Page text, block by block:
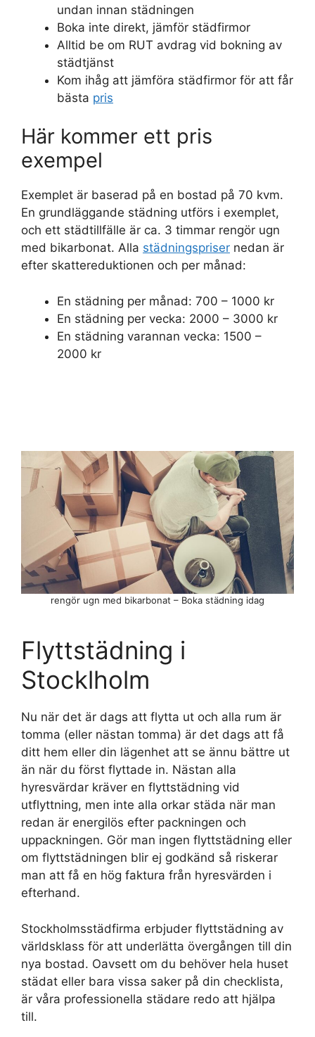
undan innan städningen
Boka inte direkt, jämför städfirmor
Alltid be om RUT avdrag vid bokning av
städtjänst
Kom ihåg att jämföra städfirmor för att får
bästa pris
Här kommer ett pris
exempel
Exemplet är baserad på en bostad på 70 kvm.
En grundläggande städning utförs i exemplet,
och ett städtillfälle är ca. 3 timmar rengör ugn
med bikarbonat. Alla städningspriser nedan är
efter skattereduktionen och per månad:
En städning per månad: 700 – 1000 kr
En städning per vecka: 2000 – 3000 kr
En städning varannan vecka: 1500 –
2000 kr
Flyttstädning i
Stocklholm
Nu när det är dags att flytta ut och alla rum är
tomma (eller nästan tomma) är det dags att få
ditt hem eller din lägenhet att se ännu bättre ut
än när du först flyttade in. Nästan alla
hyresvärdar kräver en flyttstädning vid
utflyttning, men inte alla orkar städa när man
redan är energilös efter packningen och
uppackningen. Gör man ingen flyttstädning eller
om flyttstädningen blir ej godkänd så riskerar
man att få en hög faktura från hyresvärden i
efterhand.
Stockholmsstädfirma erbjuder flyttstädning av
världsklass för att underlätta övergången till din
nya bostad. Oavsett om du behöver hela huset
städat eller bara vissa saker på din checklista,
är våra professionella städare redo att hjälpa
till.
rengör ugn med bikarbonat – Boka städning idag